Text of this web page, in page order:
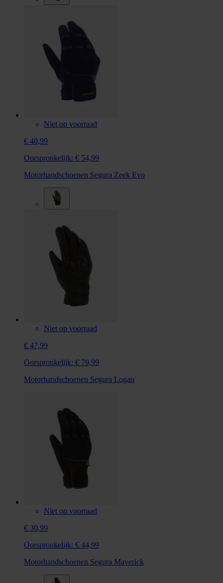
Niet op voorraad
€ 40,99
Oorspronkelijk: € 54,99
Motorhandschoenen Segura Zeek Evo
Niet op voorraad
€ 47,99
Oorspronkelijk: € 79,99
Motorhandschoenen Segura Logan
Niet op voorraad
€ 30,99
Oorspronkelijk: € 44,99
Motorhandschoenen Segura Maverick